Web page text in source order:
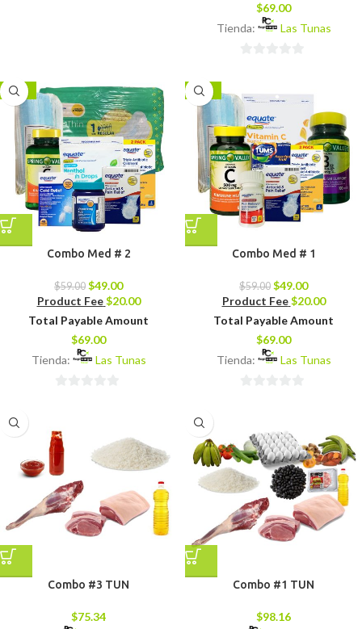
$69.00
Tienda:
Las Tunas
5
-17%
Combo Med # 2
$59.00 $49.00
Product Fee $20.00
Total Payable Amount
$69.00
Tienda:
Las Tunas
5
-17%
Combo Med # 1
$59.00 $49.00
Product Fee $20.00
Total Payable Amount
$69.00
Tienda:
Las Tunas
Combo #3 TUN
$75.34
Combo #1 TUN
$98.16